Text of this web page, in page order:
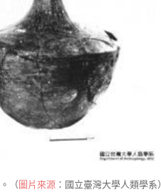
（圖片來源 ：國立臺灣大學人類學系）